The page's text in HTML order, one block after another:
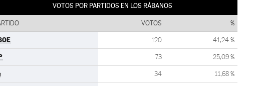
VOTOS POR PARTIDOS EN LOS RÁBANOS
VOTOS %
120 41,24 %
73 25,09 %
34 11,68 %